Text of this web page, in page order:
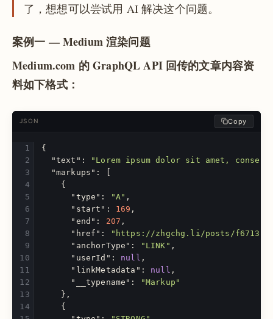
了，想想可以尝试用 AI 解决这个问题。
案例一 — Medium 渲染问题
Medium.com 的 GraphQL API 回传的文章内容资
料如下格式：
JSON Copy
{
"text" :
"Lorem ipsum dolor sit amet,
"markups" :
[
{
"type" : "A" ,
"start" : 169 ,
"end" : 207 ,
"href" :
"https://zhgchg.li/posts/
"anchorType" : "LINK" ,
"userId" : null ,
"linkMetadata" : null ,
"__typename" :
"Markup"
},
{